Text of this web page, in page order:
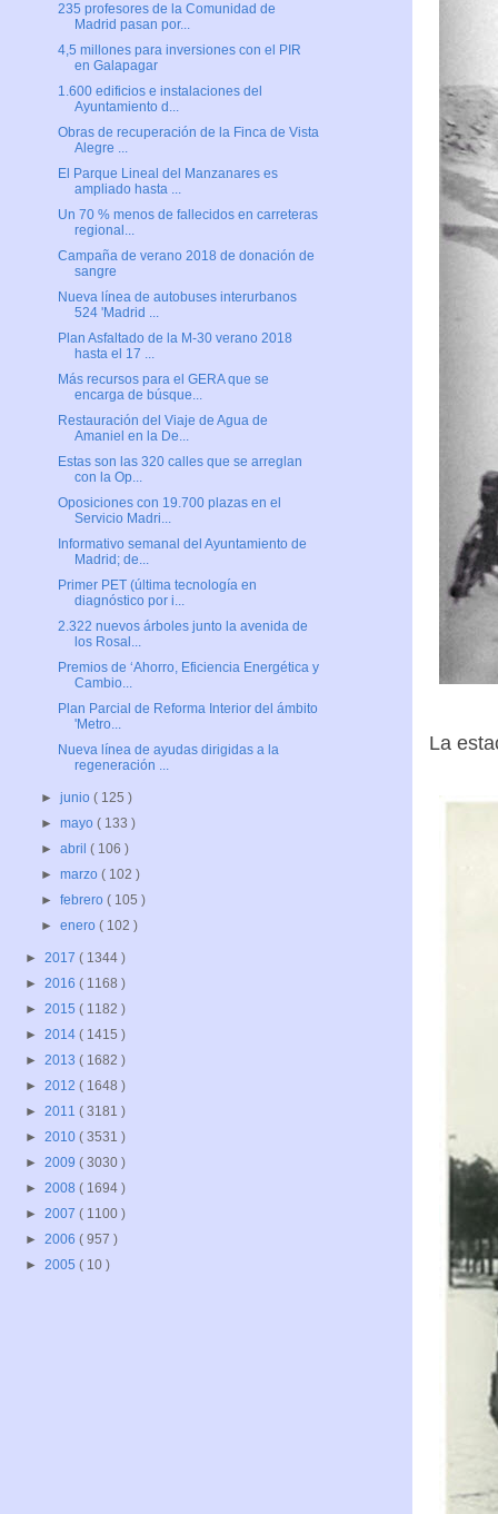
La
235 profesores de la Comunidad de
Madrid pasan por...
4,5 millones para inversiones con el PIR
en Galapagar
1.600 edificios e instalaciones del
Ayuntamiento d...
Obras de recuperación de la Finca de Vista
Alegre ...
El Parque Lineal del Manzanares es
ampliado hasta ...
Un 70 % menos de fallecidos en carreteras
regional...
Campaña de verano 2018 de donación de
sangre
Nueva línea de autobuses interurbanos
524 'Madrid ...
Plan Asfaltado de la M-30 verano 2018
hasta el 17 ...
Más recursos para el GERA que se
encarga de búsque...
Restauración del Viaje de Agua de
Amaniel en la De...
Estas son las 320 calles que se arreglan
con la Op...
Oposiciones con 19.700 plazas en el
Servicio Madri...
Informativo semanal del Ayuntamiento de
Madrid; de...
Primer PET (última tecnología en
diagnóstico por i...
2.322 nuevos árboles junto la avenida de
los Rosal...
Premios de ‘Ahorro, Eficiencia Energética y
Cambio...
Plan Parcial de Reforma Interior del ámbito
'Metro...
Nueva línea de ayudas dirigidas a la
regeneración ...
►junio( 125 )
►mayo( 133 )
►abril( 106 )
►marzo( 102 )
►febrero( 105 )
►enero( 102 )
► 2017 ( 1344 )
► 2016 ( 1168 )
► 2015 ( 1182 )
► 2014 ( 1415 )
► 2013 ( 1682 )
► 2012 ( 1648 )
► 2011 ( 3181 )
► 2010 ( 3531 )
► 2009 ( 3030 )
► 2008 ( 1694 )
► 2007 ( 1100 )
► 2006 ( 957 )
► 2005 ( 10 )